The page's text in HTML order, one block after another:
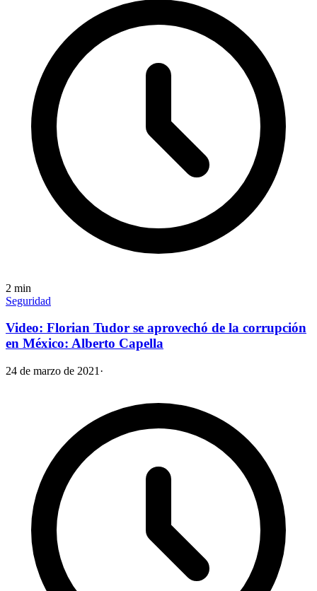
2 min
Seguridad
Video: Florian Tudor se aprovechó de la corrupción
en México: Alberto Capella
24 de marzo de 2021 ·